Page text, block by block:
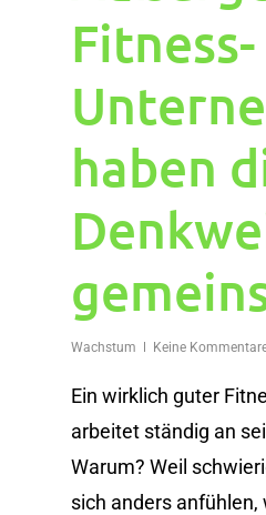
Fitness-
haben
Wachstum Keine
Ein wirklich guter
arbeitet ständig an
Warum? Weil
sich anders anfühlen,